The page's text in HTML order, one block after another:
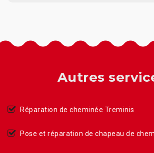
Autres
Réparation de cheminée Treminis
Pose et réparation de chapeau de